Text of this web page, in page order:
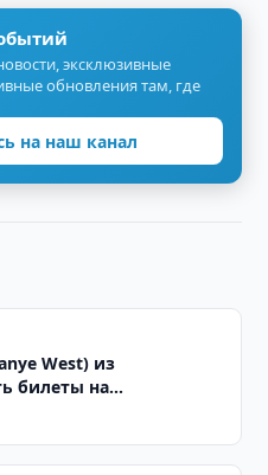
эксклюзивные
обновления там, где
на наш канал
West) из
билеты на